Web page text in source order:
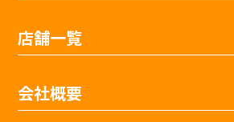
店舗一覧
会社概要